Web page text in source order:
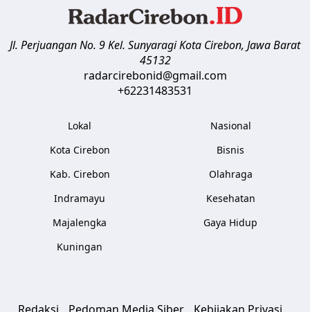
Jl. Perjuangan No. 9 Kel. SunyaragiKota Cirebon, Jawa Barat
45132
radarcirebonid@gmail.com
+62231483531
Lokal
Kota Cirebon
Kab. Cirebon
Indramayu
Majalengka
Kuningan
Nasional
Bisnis
Olahraga
Kesehatan
Gaya Hidup